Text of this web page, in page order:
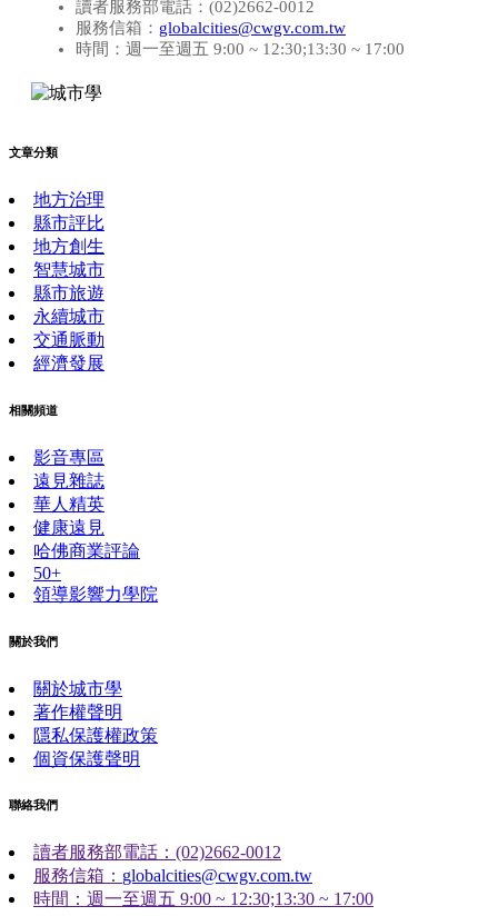
讀者服務部電話：(02)2662-0012
服務信箱： globalcities@cwgv.com.tw
時間：週一至週五 9:00 ~ 12:30;13:30 ~ 17:00
文章分類
地方治理
縣市評比
地方創生
智慧城市
縣市旅遊
永續城市
交通脈動
經濟發展
相關頻道
影音專區
遠見雜誌
華人精英
健康遠見
哈佛商業評論
50+
領導影響力學院
關於我們
關於城市學
著作權聲明
隱私保護權政策
個資保護聲明
聯絡我們
讀者服務部電話：(02)2662-0012
服務信箱： globalcities@cwgv.com.tw
時間：週一至週五 9:00 ~ 12:30;13:30 ~ 17:00